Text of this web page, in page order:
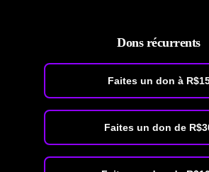
Dons récurrents
Faites un don à
Faites un don de